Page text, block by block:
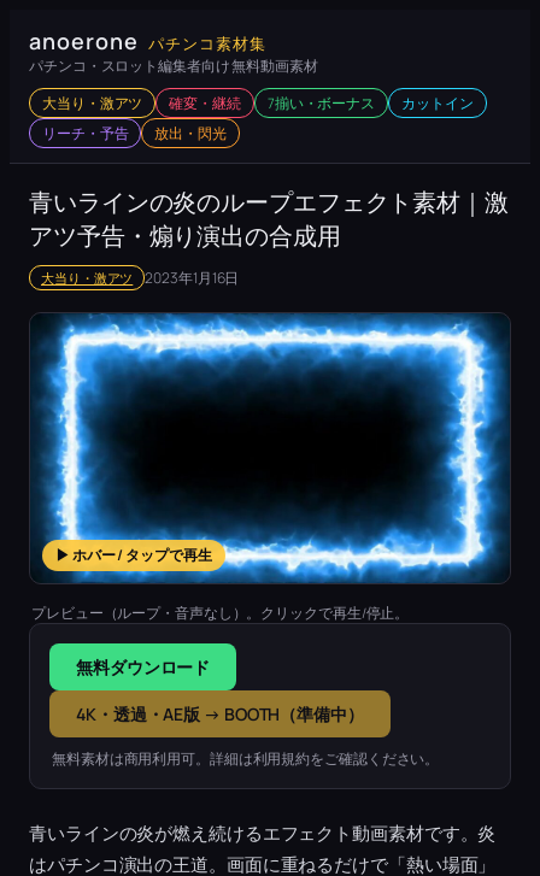
容
ス
キ
プ
anoerone パチンコ素材集
パチンコ・スロット編集者向け 無料動画素材
大当り・激アツ 確変・継続 7揃い・ボーナス
カットイン
リーチ・予告
放出・閃光
青いラインの炎のループエフェクト素材｜激
アツ予告・煽り演出の合成用
大当り・激アツ 2023年1月16日
▶ ホバー / タップで再生
プレビュー（ループ・音声なし）。クリックで再生/停止。
無料ダウンロード
4K・透過・AE版 → BOOTH（準備中）
無料素材は商用利用可。詳細は利用規約をご確認ください。
青いラインの炎が燃え続けるエフェクト動画素材です。炎
はパチンコ演出の王道。画面に重ねるだけで「熱い場面」